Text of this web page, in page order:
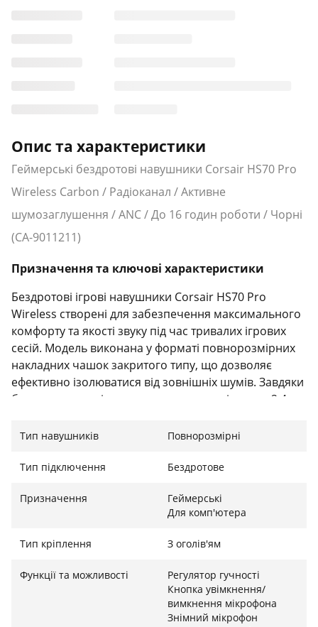
Опис та характеристики
Геймерські бездротові навушники Corsair HS70 Pro
Wireless Carbon / Радіоканал / Активне
шумозаглушення / ANC / До 16 годин роботи / Чорні
(CA-9011211)
Призначення та ключові характеристики
Бездротові ігрові навушники Corsair HS70 Pro
Wireless створені для забезпечення максимального
комфорту та якості звуку під час тривалих ігрових
сесій. Модель виконана у форматі повнорозмірних
накладних чашок закритого типу, що дозволяє
ефективно ізолюватися від зовнішніх шумів. Завдяки
бездротовому підключенню через радіоканал 2.4
переміщення без втрати якості сигналу.
Технічні характеристики та якість звуку
випромінювачами, які забезпечують насичене та
деталізоване звучання в широкому частотному
діапазоні від 20 до 20000 Гц. Чутливість навушників
високу гучність та сумісність з більшістю ігрових
пристроїв. Підтримка віртуального об'ємного звуку
7.1 дозволяє точно визначати положення джерел
Тип навушників Повнорозмірні
Тип підключення Бездротове
Призначення
Геймерські
Для комп'ютера
Тип кріплення З оголів'ям
Функції та можливості
Регулятор гучності
Кнопка увімкнення/
вимкнення мікрофона
Знімний мікрофон